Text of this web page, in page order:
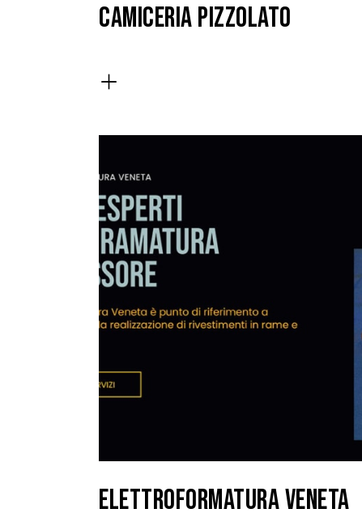
CAMICERIA PIZZOLATO
ELETTROFORMATURA VENETA